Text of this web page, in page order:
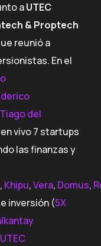
aUTEC
& Proptech
reunió a
En el
Tiago del
vivo 7 startups
las finanzas y
, Khipu,Vera, Domus,
inversión (5X
UTEC